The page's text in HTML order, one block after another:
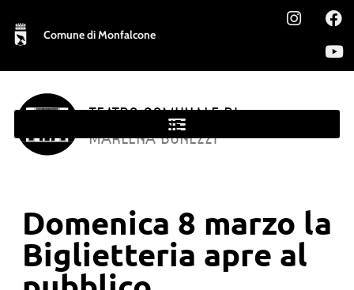
Comune di Monfalcone
TEATRO COMUNALE DI
MONFALCONE
MARLENA BONEZZI
Domenica 8 marzo la
Biglietteria apre al